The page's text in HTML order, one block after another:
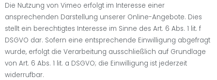
Die Nutzung von Vimeo erfolgt im Interesse einer
ansprechenden Darstellung unserer Online-Angebote. Dies
stellt ein berechtigtes Interesse im Sinne des Art. 6 Abs. 1 lit. f
DSGVO dar. Sofern eine entsprechende Einwilligung abgefragt
wurde, erfolgt die Verarbeitung ausschließlich auf Grundlage
von Art. 6 Abs. 1 lit. a DSGVO; die Einwilligung ist jederzeit
widerrufbar.